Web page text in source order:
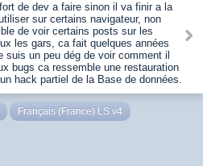
de dev a faire sinon il va finir a la
sur certains navigateur, non
de voir certains posts sur les
les gars, ca fait quelques années
un peu dég de voir comment il
bugs ca ressemble une restauration
hack partiel de la Base de données.
Français (France) LS v4